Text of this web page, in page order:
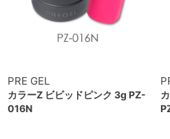
PRE GEL
カラーZ ビビッドピンク 3g PZ-
016N